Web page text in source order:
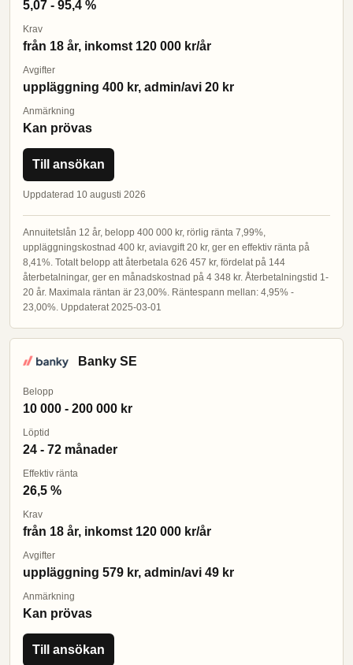
5,07 - 95,4 %
Krav
från 18 år, inkomst 120 000 kr/år
Avgifter
uppläggning 400 kr, admin/avi 20 kr
Anmärkning
Kan prövas
Till ansökan
Uppdaterad 10 augusti 2026
Annuitetslån 12 år, belopp 400 000 kr, rörlig ränta 7,99%,
uppläggningskostnad 400 kr, aviavgift 20 kr, ger en effektiv ränta på
8,41%. Totalt belopp att återbetala 626 457 kr, fördelat på 144
återbetalningar, ger en månadskostnad på 4 348 kr. Återbetalningstid 1-
20 år. Maximala räntan är 23,00%. Räntespann mellan: 4,95% -
23,00%. Uppdaterat 2025-03-01
Banky SE
Belopp
10 000 - 200 000 kr
Löptid
24 - 72 månader
Effektiv ränta
26,5 %
Krav
från 18 år, inkomst 120 000 kr/år
Avgifter
uppläggning 579 kr, admin/avi 49 kr
Anmärkning
Kan prövas
Till ansökan